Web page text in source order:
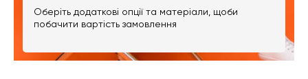
Оберіть додаткові опції та матеріали, щоби
побачити вартість замовлення